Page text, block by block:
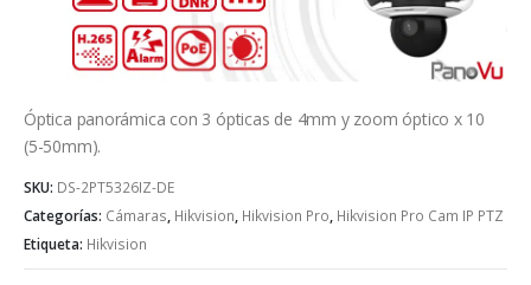
Óptica panorámica con 3 ópticas de 4mm y zoom óptico x 10
(5-50mm).
SKU: DS-2PT5326IZ-DE
Categorías: Cámaras, Hikvision, Hikvision Pro, Hikvision Pro Cam IP PTZ
Etiqueta: Hikvision